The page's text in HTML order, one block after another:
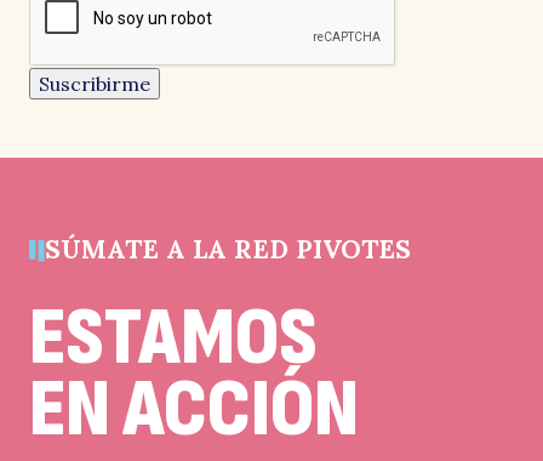
campo
un
campo
de
debe
Suscribirme
SÚMATE A LA RED PIVOTES
ESTAMOS
EN ACCIÓN